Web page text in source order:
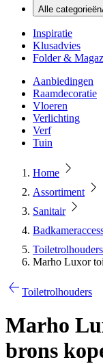
Alle categorieën
Inspiratie
Klusadvies
Folder &
Aanbiedingen
Raamdecoratie
Vloeren
Verlichting
Verf
Tuin
Home
Assortiment
Sanitair
Toiletrolhouders
Marho Luxor
Toiletrolhouders
Marho
brons